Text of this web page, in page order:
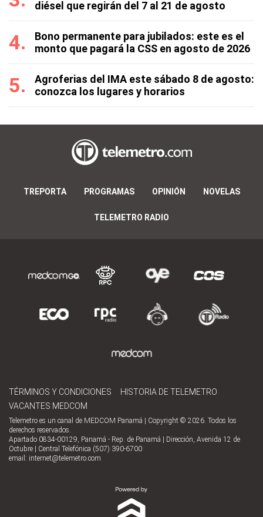
diésel que regirán del 7 al 21 de agosto
Bono permanente para jubilados: este es el
monto que pagará la CSS en agosto de 2026
Agroferias del IMA este sábado 8 de agosto:
conozca los lugares y horarios
TREPORTA PROGRAMAS OPINIÓN NOVELAS
TELEMETRO RADIO
TÉRMINOS Y CONDICIONES
HISTORIA DE TELEMETRO
VACANTES MEDCOM
Telemetro es un canal de MEDCOM Panamá | Copyright © 2026. Todos los
derechos reservados.
Apartado 0834-00129, Panamá - Rep. de Panamá | Dirección, Avenida 12 de
Octubre | Central Telefónica (507) 390-6700
email: internet@telemetro.com